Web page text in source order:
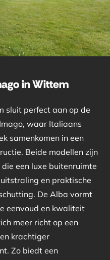
in Wittem
sluit perfect aan op de
waar Italiaans
samenkomen in een
Beide modellen zijn
een luxe buitenruimte
en praktische
De Alba vormt
eenvoud en kwaliteit
meer richt op een
krachtiger
Zo biedt een